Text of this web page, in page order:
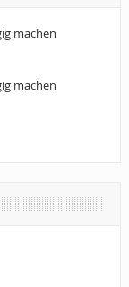
machen
machen